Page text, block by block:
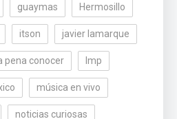
guaymas Hermosillo
itson javier lamarque
pena conocer lmp
música en vivo
noticias curiosas